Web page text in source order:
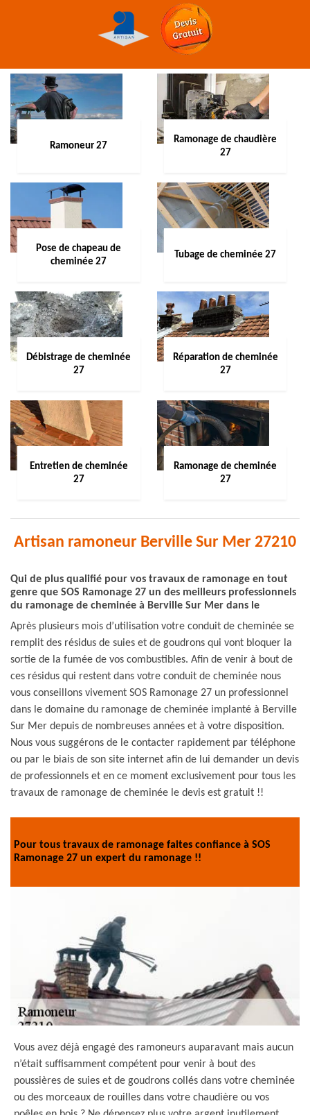
Ramoneur 27
Ramonage de chaudière
27
Pose de chapeau de
cheminée 27
Tubage de cheminée 27
Débistrage de cheminée
27
Réparation de cheminée
27
Entretien de cheminée
27
Ramonage de cheminée
27
Artisan ramoneur Berville Sur Mer 27210
Qui de plus qualifié pour vos travaux de ramonage en tout
genre que SOS Ramonage 27 un des meilleurs professionnels
du ramonage de cheminée à Berville Sur Mer dans le
Après plusieurs mois d’utilisation votre conduit de cheminée se
remplit des résidus de suies et de goudrons qui vont bloquer la
sortie de la fumée de vos combustibles. Afin de venir à bout de
ces résidus qui restent dans votre conduit de cheminée nous
vous conseillons vivement SOS Ramonage 27 un professionnel
dans le domaine du ramonage de cheminée implanté à Berville
Sur Mer depuis de nombreuses années et à votre disposition.
Nous vous suggérons de le contacter rapidement par téléphone
ou par le biais de son site internet afin de lui demander un devis
de professionnels et en ce moment exclusivement pour tous les
travaux de ramonage de cheminée le devis est gratuit !!
Pour tous travaux de ramonage faites confiance à SOS
Ramonage 27 un expert du ramonage !!
Vous avez déjà engagé des ramoneurs auparavant mais aucun
n’était suffisamment compétent pour venir à bout des
poussières de suies et de goudrons collés dans votre cheminée
ou des morceaux de rouilles dans votre chaudière ou vos